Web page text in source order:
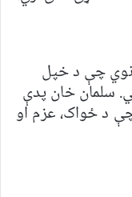
چې د خپل
سلمان خان پدې
د ځواک، عزم او